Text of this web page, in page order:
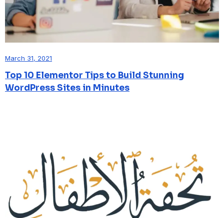
March 31, 2021
Top 10 Elementor Tips to Build Stunning
WordPress Sites in Minutes